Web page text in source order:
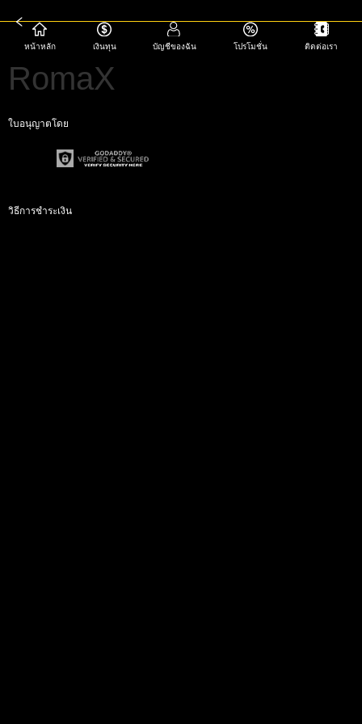
หน้าหลัก เงินทุน บัญชีของฉัน โปรโมชั่น ติดต่อเรา
RomaX
ใบอนุญาตโดย
วิธีการชำระเงิน